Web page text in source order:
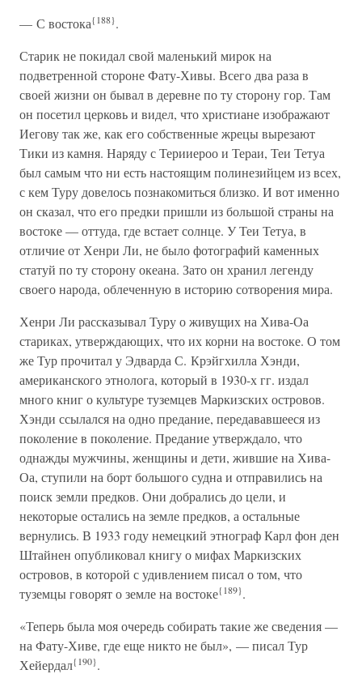
— С востока{188}.
Старик не покидал свой маленький мирок на
подветренной стороне Фату-Хивы. Всего два раза в
своей жизни он бывал в деревне по ту сторону гор. Там
он посетил церковь и видел, что христиане изображают
Иегову так же, как его собственные жрецы вырезают
Тики из камня. Наряду с Терииероо и Тераи, Теи Тетуа
был самым что ни есть настоящим полинезийцем из всех,
с кем Туру довелось познакомиться близко. И вот именно
он сказал, что его предки пришли из большой страны на
востоке — оттуда, где встает солнце. У Теи Тетуа, в
отличие от Хенри Ли, не было фотографий каменных
статуй по ту сторону океана. Зато он хранил легенду
своего народа, облеченную в историю сотворения мира.
Хенри Ли рассказывал Туру о живущих на Хива-Оа
стариках, утверждающих, что их корни на востоке. О том
же Тур прочитал у Эдварда С. Крэйгхилла Хэнди,
американского этнолога, который в 1930-х гг. издал
много книг о культуре туземцев Маркизских островов.
Хэнди ссылался на одно предание, передававшееся из
поколение в поколение. Предание утверждало, что
однажды мужчины, женщины и дети, жившие на Хива-
Оа, ступили на борт большого судна и отправились на
поиск земли предков. Они добрались до цели, и
некоторые остались на земле предков, а остальные
вернулись. В 1933 году немецкий этнограф Карл фон ден
Штайнен опубликовал книгу о мифах Маркизских
островов, в которой с удивлением писал о том, что
туземцы говорят о земле на востоке{189}.
«Теперь была моя очередь собирать такие же сведения —
на Фату-Хиве, где еще никто не был», — писал Тур
Хейердал{190}.